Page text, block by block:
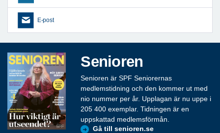
E-post
Senioren
Senioren är SPF Seniorernas
medlemstidning och den kommer ut med
nio nummer per år. Upplagan är nu uppe i
205 400 exemplar. Tidningen är en
uppskattad medlemsförmån.
Gå till senioren.se